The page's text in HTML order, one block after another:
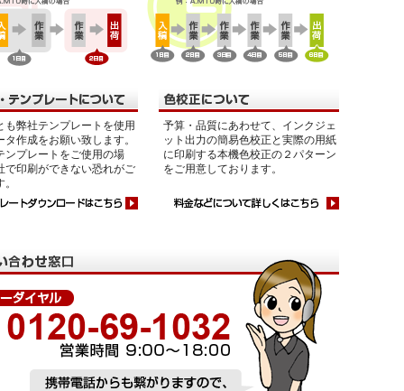
も弊社テンプレートを使用
タ作成をお願い致します。
ンプレートをご使用の場
で印刷ができない恐れがご
予算・品質にあわせて、インクジェ
ット出力の簡易色校正と実際の用紙
に印刷する本機色校正の２パターン
をご用意しております。